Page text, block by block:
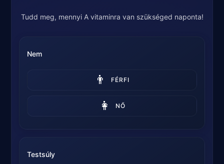
Tudd meg, mennyi A vitaminra van szükséged naponta!
Nem
👨 FÉRFI
👩 NŐ
Testsúly